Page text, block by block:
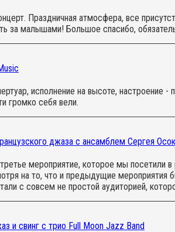
Праздничная атмосфера, все
за малышами! Большое спасибо,
исполнение на высоте,
громко себя вели.
джаза с ансамблем Сергея
мероприятие, которое мы
на то, что и предыдущие
с совсем не простой аудиторией,
и свинг с трио Full Moon Jazz Band